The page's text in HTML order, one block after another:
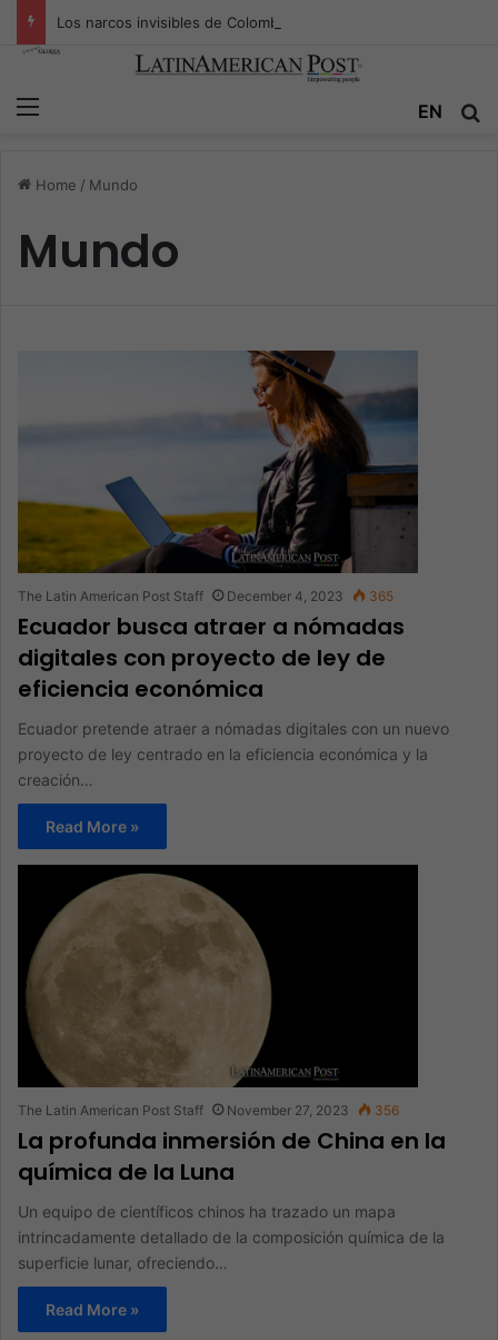
EN
Home / Mundo
Mundo
The Latin American Post Staff December 4, 2023 365
Ecuador busca atraer a nómadas
digitales con proyecto de ley de
eficiencia económica
Ecuador pretende atraer a nómadas digitales con un nuevo
proyecto de ley centrado en la eficiencia económica y la
creación…
Read More »
The Latin American Post Staff November 27, 2023 356
La profunda inmersión de China en la
química de la Luna
Un equipo de científicos chinos ha trazado un mapa
intrincadamente detallado de la composición química de la
superficie lunar, ofreciendo…
Read More »